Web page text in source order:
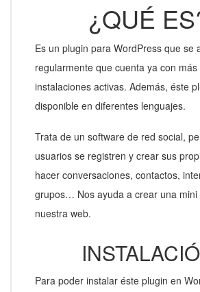
¿QUÉ
Es un plugin para WordPress que se
regularmente que cuenta ya con
instalaciones activas. Además, éste
disponible en diferentes lenguajes.
Trata de un software de red social,
usuarios se registren y crear sus
hacer conversaciones, contactos,
grupos… Nos ayuda a crear una mini
nuestra web.
Para poder instalar éste plugin en